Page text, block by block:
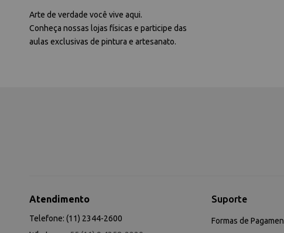
Arte de verdade você vive aqui.
Conheça nossas lojas físicas e participe das
aulas exclusivas de pintura e artesanato.
Atendimento
Telefone: (11) 2344-2600
Suporte
Formas de